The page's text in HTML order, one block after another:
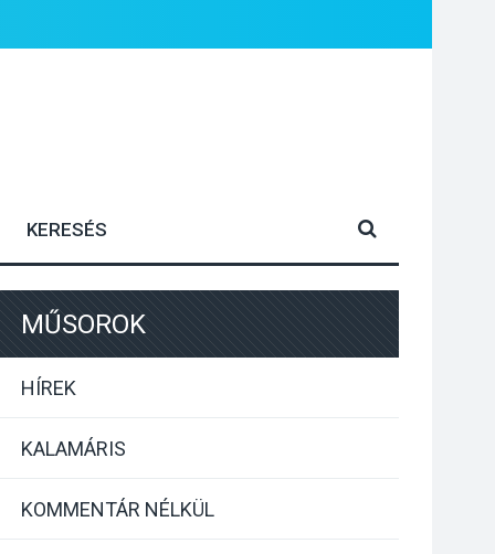
MŰSOROK
HÍREK
KALAMÁRIS
KOMMENTÁR NÉLKÜL